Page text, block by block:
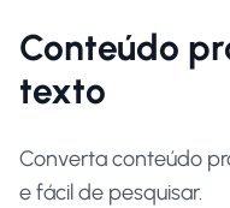
Conteúdo
texto
Converta conteúdo
e fácil de pesquisar.